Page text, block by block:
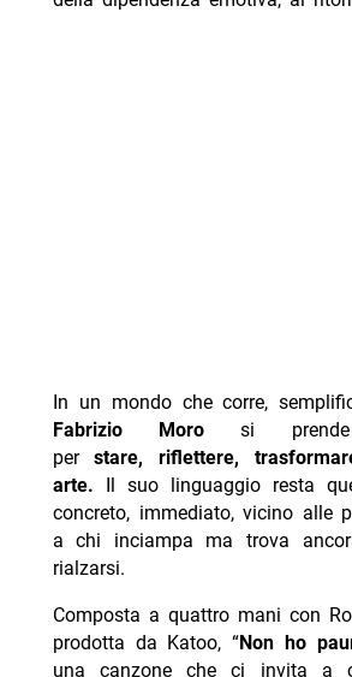
In un mondo che corre,
Fabrizio Moro si
perstare, riflettere,
arte. Il suo linguaggio resta
concreto, immediato, vicino alle
a chi inciampa ma trova
rialzarsi.
Composta a quattro mani con
prodotta da Katoo, “Non ho
una canzone che ci invita a